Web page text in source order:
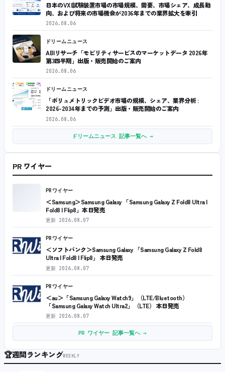
日本のVXI試験装置市場の市場規模、需要、市場シェア、成長動
向、および将来の市場機会が2036年までの業界拡大を牽引
2026.08.06
ドリームニュース
ABIリサーチ「モビリティサービスのマーケットデータ 2026年
第3四半期」出版・販売開始のご案内
2026.08.06
ドリームニュース
「ボリュメトリックビデオ市場の規模、シェア、業界分析 :
2026-2034年までの予測」出版・販売開始のご案内
2026.08.06
ドリームニュース 記事一覧へ →
PR ワイヤー
PRワイヤー
＜Samsung＞Samsung Galaxy 「Samsung Galaxy Z Fold8 Ultra |
Fold8 | Flip8」本日発売
更新 2026.08.07
PRワイヤー
＜ソフトバンク＞Samsung Galaxy 「Samsung Galaxy Z Fold8
Ultra | Fold8 | Flip8」 本日発売
更新 2026.08.07
PRワイヤー
＜au＞「Samsung Galaxy Watch9」（LTE/Bluetooth）
「Samsung Galaxy Watch Ultra2」（LTE） 本日発売
更新 2026.08.07
PR ワイヤー 記事一覧へ →
🏆週間ランキングWEEKLY